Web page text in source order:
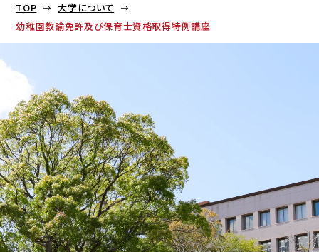
TOP
大学について
幼稚園教諭免許及び保育士資格取得特例講座